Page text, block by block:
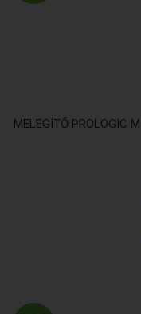
MELEGÍTŐ PROLOGIC